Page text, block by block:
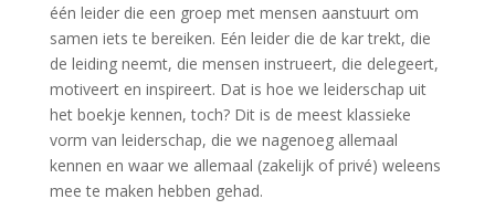
één leider die een groep met mensen aanstuurt om
samen iets te bereiken. Eén leider die de kar trekt, die
de leiding neemt, die mensen instrueert, die delegeert,
motiveert en inspireert. Dat is hoe we leiderschap uit
het boekje kennen, toch? Dit is de meest klassieke
vorm van leiderschap, die we nagenoeg allemaal
kennen en waar we allemaal (zakelijk of privé) weleens
mee te maken hebben gehad.